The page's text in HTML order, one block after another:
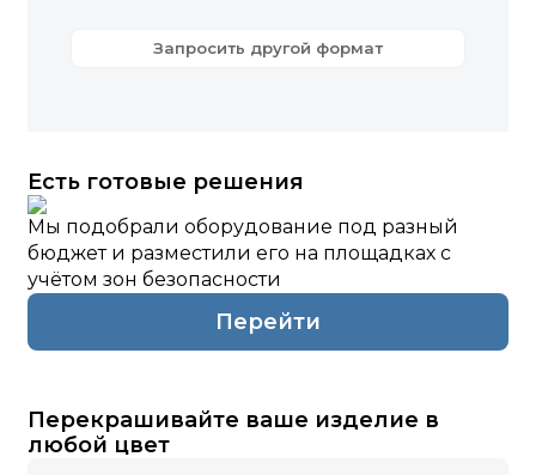
Запросить другой формат
Есть готовые решения
Мы подобрали оборудование под разный
бюджет и разместили его на площадках с
учётом зон безопасности
Перейти
Перекрашивайте ваше изделие в
любой цвет